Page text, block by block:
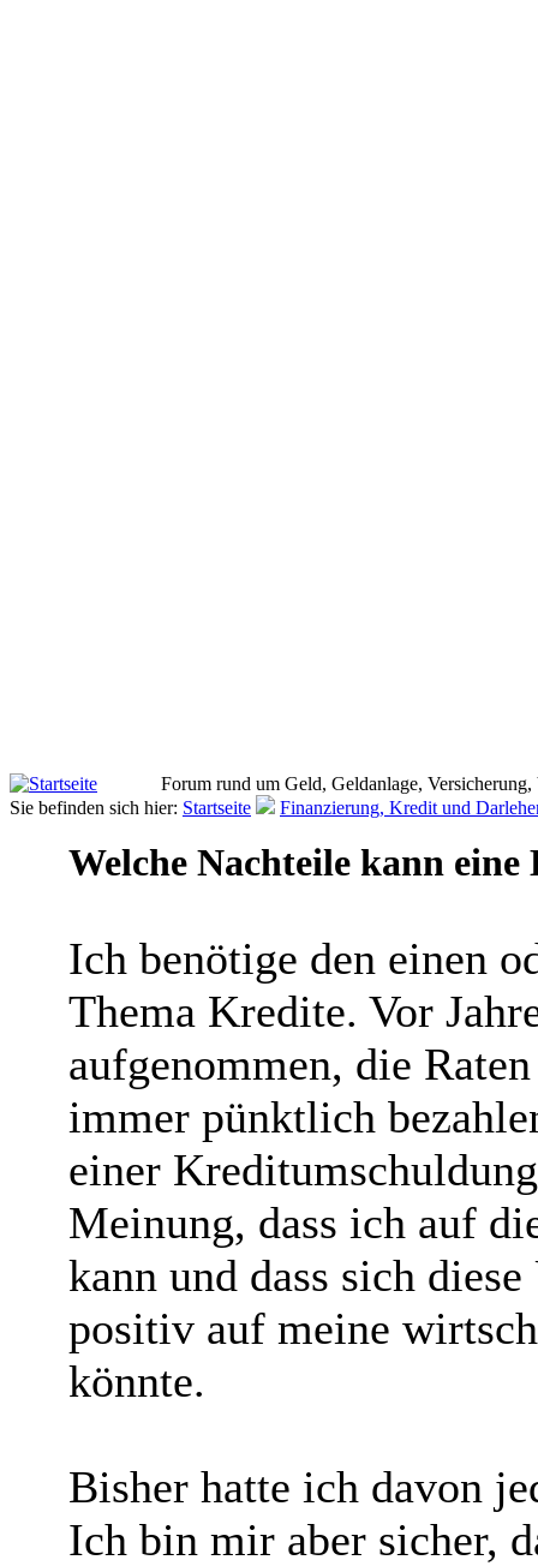
Forum rund um Geld, Geldanlage,
Sie befinden sich hier: Startseite Finanzierung, Kredit und
Welche Nachteile kann
Ich benötige den einen
Thema Kredite. Vor
aufgenommen, die
immer pünktlich
einer
Meinung, dass ich auf
kann und dass sich
positiv auf meine
könnte.
Bisher hatte ich davon
Ich bin mir aber sicher,